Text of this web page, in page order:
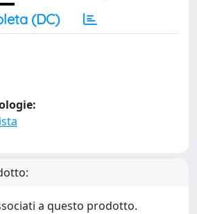
(DC)
a questo prodotto.